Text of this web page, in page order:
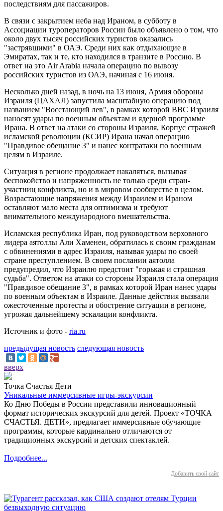
последствиям для пассажиров.
В связи с закрытием неба над Ираном, в субботу в
Ассоциации туроператоров России было объявлено о том, что
около двух тысяч российских туристов оказались
"застрявшими" в ОАЭ. Среди них как отдыхающие в
Эмиратах, так и те, кто находился в транзите в Россию. В
ответ на это Air Arabia начала операцию по вывозу
российских туристов из ОАЭ, начиная с 16 июня.
Несколько дней назад, в ночь на 13 июня, Армия обороны
Израиля (ЦАХАЛ) запустила масштабную операцию под
названием "Восстающий лев", в рамках которой ВВС Израиля
наносят удары по военным объектам и ядерной программе
Ирана. В ответ на атаки со стороны Израиля, Корпус стражей
исламской революции (КСИР) Ирана начал операцию
"Правдивое обещание 3" и нанес контратаки по военным
целям в Израиле.
Ситуация в регионе продолжает накаляться, вызывая
беспокойство и напряженность не только среди стран-
участниц конфликта, но и в мировом сообществе в целом.
Возрастающие напряжения между Израилем и Ираном
оставляют мало места для оптимизма и требуют
внимательного международного вмешательства.
Исламская республика Иран, под руководством верховного
лидера аятоллы Али Хаменеи, обратилась к своим гражданам
с обвинениями в адрес Израиля, называя удары по своей
стране преступлением. В своем послании аятолла
предупредил, что Израилю предстоит "горькая и страшная
судьба". Ответом на атаки со стороны Израиля стала операция
"Правдивое обещание 3", в рамках которой Иран нанес удары
по военным объектам в Израиле. Данные действия вызвали
ожесточенные протесты и обострение ситуации в регионе,
угрожая дальнейшему эскалации конфликта.
Источник и фото - ria.ru
предыдущая новость следующая новость
вверх
Точка Счастья Дети
Уникальные иммерсивные игры-экскурсии
Ко Дню Победы в России представили инновационный
формат исторических экскурсий для детей. Проект «ТОЧКА
СЧАСТЬЯ. ДЕТИ», предлагает иммерсивные обучающие
программы, которые кардинально отличаются от
традиционных экскурсий и детских спектаклей.
Подробнее...
Добавить свой сайт